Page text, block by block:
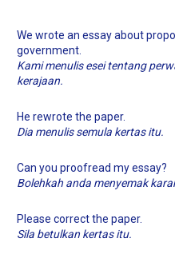
We wrote an essay about
government.
Kami menulis esei tentang
kerajaan.
He rewrote the paper.
Dia menulis semula kertas itu.
Can you proofread my essay?
Bolehkah anda menyemak
Please correct the paper.
Sila betulkan kertas itu.